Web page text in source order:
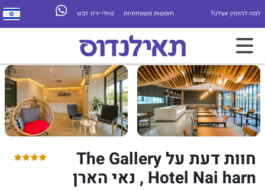
למה להזמין אצלנו? חופשות משפחתיות טיולי ירח דבש
חוות דעת על The Gallery
Hotel Nai harn , נאי הארן